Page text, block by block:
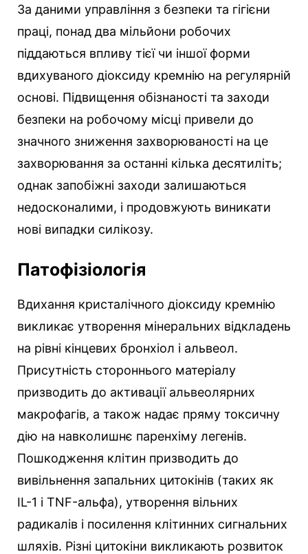
За даними управління з безпеки та гігієни
праці, понад два мільйони робочих
піддаються впливу тієї чи іншої форми
вдихуваного діоксиду кремнію на регулярній
основі. Підвищення обізнаності та заходи
безпеки на робочому місці привели до
значного зниження захворюваності на це
захворювання за останні кілька десятиліть;
однак запобіжні заходи залишаються
недосконалими, і продовжують виникати
нові випадки силікозу.
Патофізіологія
Вдихання кристалічного діоксиду кремнію
викликає утворення мінеральних відкладень
на рівні кінцевих бронхіол і альвеол.
Присутність стороннього матеріалу
призводить до активації альвеолярних
макрофагів, а також надає пряму токсичну
дію на навколишнє паренхіму легенів.
Пошкодження клітин призводить до
вивільнення запальних цитокінів (таких як
IL-1 і TNF-альфа), утворення вільних
радикалів і посилення клітинних сигнальних
шляхів. Різні цитокіни викликають розвиток